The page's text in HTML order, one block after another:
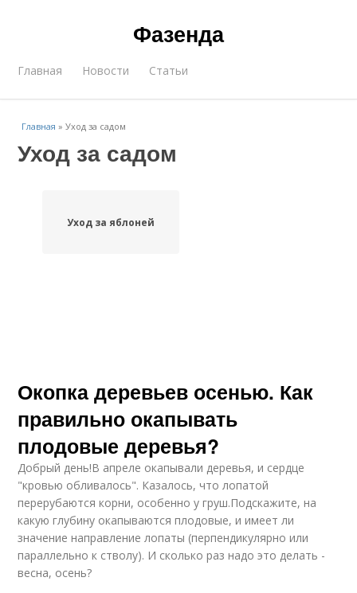
Фазенда
Главная Новости Статьи
Главная »Уход за садом
Уход за садом
Уход за яблоней
Окопка деревьев осенью. Как
правильно окапывать
плодовые деревья?
Добрый день!В апреле окапывали деревья, и сердце
"кровью обливалось". Казалось, что лопатой
перерубаются корни, особенно у груш.Подскажите, на
какую глубину окапываются плодовые, и имеет ли
значение направление лопаты (перпендикулярно или
параллельно к стволу). И сколько раз надо это делать -
весна, осень?